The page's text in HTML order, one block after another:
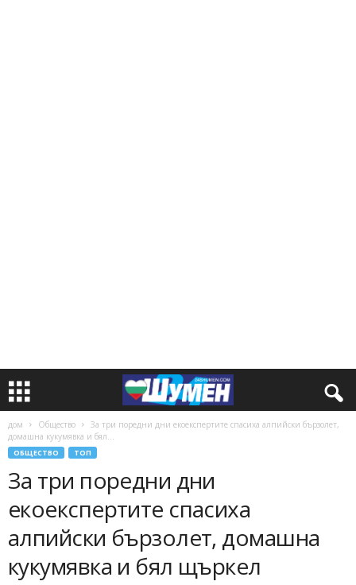
дом Общество
За три поредни дни екоекспертите спасиха алпийски бързолет,
домашна кукумявка и бял...
ОБЩЕСТВО ТОП
За три поредни дни
екоекспертите спасиха
алпийски бързолет, домашна
кукумявка и бял щъркел